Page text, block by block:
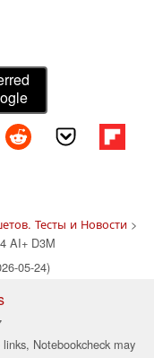
Тесты и Новости>
AI+ D3M
05-24)
Notebookcheck may